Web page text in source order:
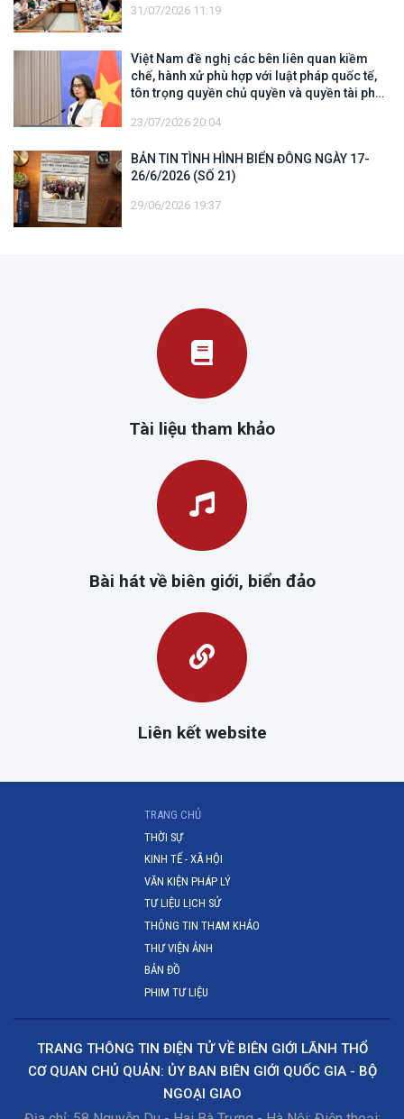
31/07/2026 11:19
Việt Nam đề nghị các bên liên quan kiềm
chế, hành xử phù hợp với luật pháp quốc tế,
tôn trọng quyền chủ quyền và quyền tài phán
địa của quốc gia ven biển
23/07/2026 20:04
BẢN TIN TÌNH HÌNH BIỂN ĐÔNG NGÀY 17-
26/6/2026 (SỐ 21)
29/06/2026 19:37
Tài liệu tham khảo
Bài hát về biên giới, biển đảo
Liên kết website
TRANG CHỦ(CURRENT)
THỜI SỰ
KINH TẾ - XÃ HỘI
VĂN KIỆN PHÁP LÝ
TƯ LIỆU LỊCH SỬ
THÔNG TIN THAM KHẢO
THƯ VIỆN ẢNH
BẢN ĐỒ
PHIM TƯ LIỆU
TRANG THÔNG TIN ĐIỆN TỬ VỀ BIÊN GIỚI LÃNH THỔ
CƠ QUAN CHỦ QUẢN: ỦY BAN BIÊN GIỚI QUỐC GIA - BỘ
NGOẠI GIAO